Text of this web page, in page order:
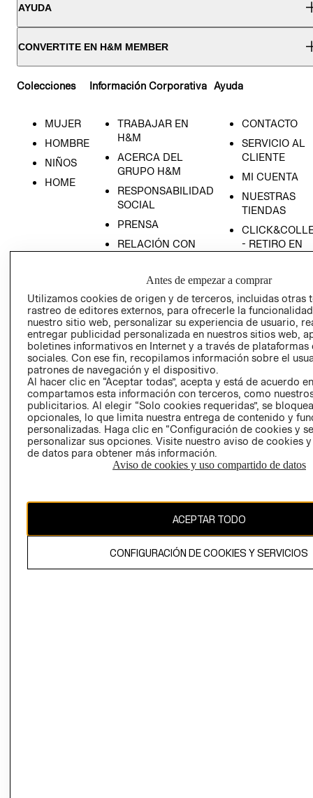
AYUDA
CONVERTITE EN H&M MEMBER
Colecciones
MUJER
HOMBRE
NIÑOS
HOME
Información Corporativa
TRABAJAR EN
H&M
ACERCA DEL
GRUPO H&M
RESPONSABILIDAD
SOCIAL
PRENSA
RELACIÓN CON
POLÍTICA
Ayuda
CONTACTO
SERVICIO AL
CLIENTE
MI CUENTA
NUESTRAS
TIENDAS
- RETIRO EN
TÉRMINOS Y
AVISO DE
PRIVACIDAD
GIFT CARD
AVISO DE
COOKIES
CAMBIAR REGIÓN
Antes de empezar a comprar
Utilizamos cookies de origen y de terceros, incluidas otras
rastreo de editores externos, para ofrecerle la
nuestro sitio web, personalizar su experiencia de usuario,
entregar publicidad personalizada en nuestros sitios web,
boletines informativos en Internet y a través de plataformas
sociales. Con ese fin, recopilamos información sobre el
patrones de navegación y el dispositivo.
Al hacer clic en “Aceptar todas”, acepta y está de acuerdo
compartamos esta información con terceros, como
publicitarios. Al elegir “Solo cookies requeridas”, se
opcionales, lo que limita nuestra entrega de contenido y
personalizadas. Haga clic en “Configuración de cookies y
personalizar sus opciones. Visite nuestro aviso de cookies
de datos para obtener más información.
Aviso de cookies y uso compartido de datos
ACEPTAR TODO
CONFIGURACIÓN DE COOKIES Y SERVICIOS